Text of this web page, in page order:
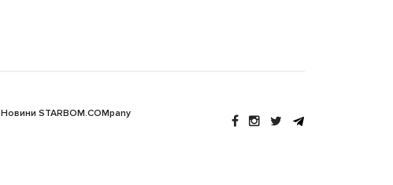
Новини STARBOM.COMpany